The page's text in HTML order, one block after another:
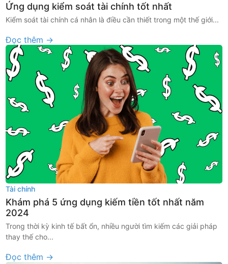
Ứng dụng kiểm soát tài chính tốt nhất
Kiểm soát tài chính cá nhân là điều cần thiết trong một thế giới...
Đọc thêm →
Tài chính
Khám phá 5 ứng dụng kiếm tiền tốt nhất năm
2024
Trong thời kỳ kinh tế bất ổn, nhiều người tìm kiếm các giải pháp
thay thế cho...
Đọc thêm →